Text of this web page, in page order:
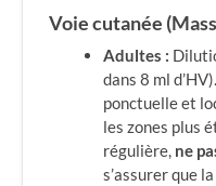
Voie cutanée
Adultes :
dans 8 ml
ponctuelle et
les zones plus
régulière, ne
s’assurer que